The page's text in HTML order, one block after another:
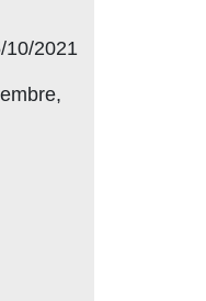
10/2021